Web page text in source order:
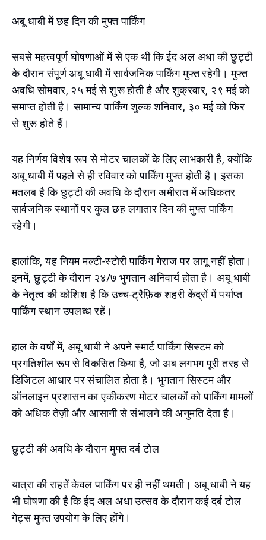
अबू धाबी में छह दिन की मुफ्त पार्किंग
सबसे महत्वपूर्ण घोषणाओं में से एक थी कि ईद अल अधा की छुट्टी
के दौरान संपूर्ण अबू धाबी में सार्वजनिक पार्किंग मुफ्त रहेगी। मुफ्त
अवधि सोमवार, २५ मई से शुरू होती है और शुक्रवार, २९ मई को
समाप्त होती है। सामान्य पार्किंग शुल्क शनिवार, ३० मई को फिर
से शुरू होते हैं।
यह निर्णय विशेष रूप से मोटर चालकों के लिए लाभकारी है, क्योंकि
अबू धाबी में पहले से ही रविवार को पार्किंग मुफ्त होती है। इसका
मतलब है कि छुट्टी की अवधि के दौरान अमीरात में अधिकतर
सार्वजनिक स्थानों पर कुल छह लगातार दिन की मुफ्त पार्किंग
रहेगी।
हालांकि, यह नियम मल्टी-स्टोरी पार्किंग गेराज पर लागू नहीं होता।
इनमें, छुट्टी के दौरान २४/७ भुगतान अनिवार्य होता है। अबू धाबी
के नेतृत्व की कोशिश है कि उच्च-ट्रैफ़िक शहरी केंद्रों में पर्याप्त
पार्किंग स्थान उपलब्ध रहें।
हाल के वर्षों में, अबू धाबी ने अपने स्मार्ट पार्किंग सिस्टम को
प्रगतिशील रूप से विकसित किया है, जो अब लगभग पूरी तरह से
डिजिटल आधार पर संचालित होता है। भुगतान सिस्टम और
ऑनलाइन प्रशासन का एकीकरण मोटर चालकों को पार्किंग मामलों
को अधिक तेज़ी और आसानी से संभालने की अनुमति देता है।
छुट्टी की अवधि के दौरान मुफ्त दर्ब टोल
यात्रा की राहतें केवल पार्किंग पर ही नहीं थमती। अबू धाबी ने यह
भी घोषणा की है कि ईद अल अधा उत्सव के दौरान कई दर्ब टोल
गेट्स मुफ्त उपयोग के लिए होंगे।